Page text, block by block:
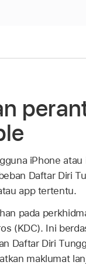
iPhone atau
Daftar Diri
app tertentu.
pada
(KDC). Ini
Daftar Diri
maklumat